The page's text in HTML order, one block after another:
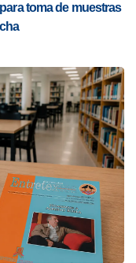
toma de muestras